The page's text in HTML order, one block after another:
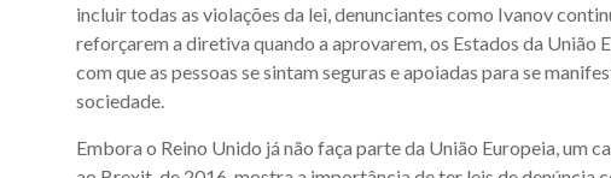
incluir todas as violações da lei, denunciantes como Ivanov
reforçarem a diretiva quando a aprovarem, os Estados da União
com que as pessoas se sintam seguras e apoiadas para se
sociedade.
Embora o Reino Unido já não faça parte da União Europeia, um